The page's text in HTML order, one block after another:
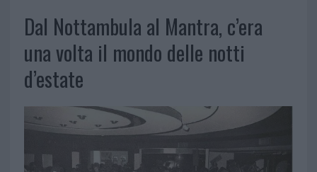
Dal Nottambula al Mantra, c’era
una volta il mondo delle notti
d’estate